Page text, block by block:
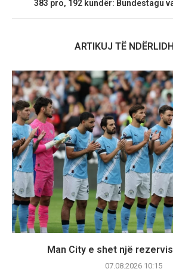
383 pro, 192 kundër: Bundestagu
ARTIKUJ TË
Man City e shet një
07.08.2026 10:15